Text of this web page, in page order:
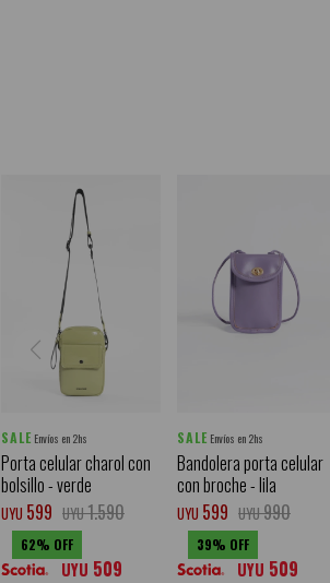
SALE Envíos en 2hs
Porta celular charol con
bolsillo - verde
UYU 599 UYU1.590
62
UYU 509
SALE Envíos en 2hs
Bandolera porta celular
con broche - lila
UYU 599 UYU990
39
UYU 509